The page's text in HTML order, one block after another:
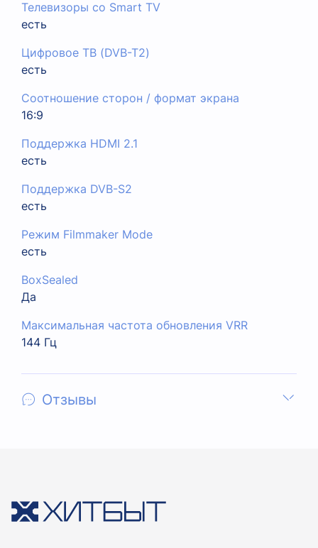
Телевизоры со Smart TV
есть
Цифровое ТВ (DVB-T2)
есть
Соотношение сторон / формат экрана
16:9
Поддержка HDMI 2.1
есть
Поддержка DVB-S2
есть
Режим Filmmaker Mode
есть
BoxSealed
Да
Максимальная частота обновления VRR
144 Гц
Отзывы